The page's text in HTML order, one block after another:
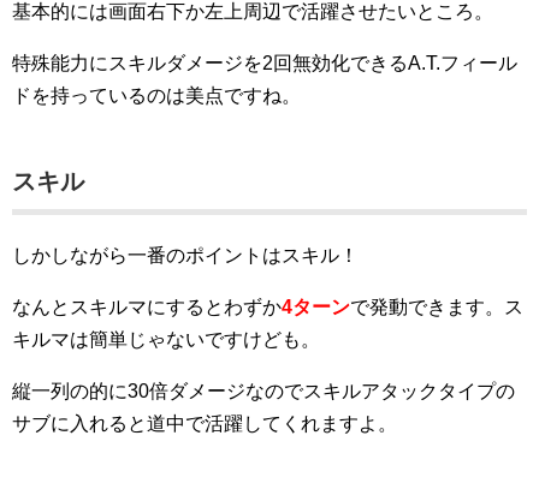
基本的には画面右下か左上周辺で活躍させたいところ。
特殊能力にスキルダメージを2回無効化できるA.T.フィール
ドを持っているのは美点ですね。
スキル
しかしながら一番のポイントはスキル！
なんとスキルマにするとわずか4ターンで発動できます。ス
キルマは簡単じゃないですけども。
縦一列の的に30倍ダメージなのでスキルアタックタイプの
サブに入れると道中で活躍してくれますよ。